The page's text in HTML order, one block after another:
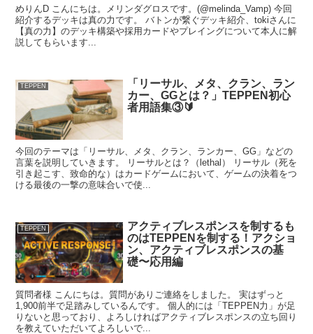
めりんD こんにちは。メリンダグロスです。(@melinda_Vamp) 今回
紹介するデッキは真の力です。 バトンが繋ぐデッキ紹介、tokiさんに
【真の力】のデッキ構築や採用カードやプレイングについて本人に解
説してもらいます...
TEPPEN
「リーサル、メタ、クラン、ラン
カー、GGとは？」TEPPEN初心
者用語集③🔰
今回のテーマは「リーサル、メタ、クラン、ランカー、GG」などの
言葉を説明していきます。 リーサルとは？（lethal） リーサル（死を
引き起こす、致命的な）はカードゲームにおいて、ゲームの決着をつ
ける最後の一撃の意味合いで使...
TEPPEN
アクティブレスポンスを制するも
のはTEPPENを制する！アクショ
ン、アクティブレスポンスの基
礎〜応用編
質問者様 こんにちは。質問がありご連絡をしました。 実はずっと
1,900前半で足踏みしているんです。 個人的には「TEPPEN力」が足
りないと思っており、よろしければアクティブレスポンスの立ち回り
を教えていただいてよろしいで...